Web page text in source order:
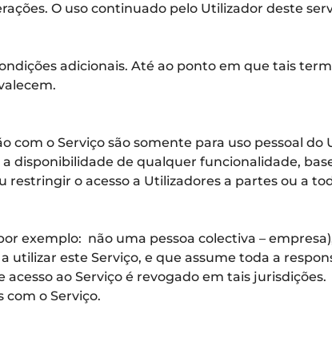
O uso continuado pelo Utilizador deste
adicionais. Até ao ponto em que tais
o Serviço são somente para uso pessoal do
disponibilidade de qualquer funcionalidade,
o acesso a Utilizadores a partes ou a
exemplo: não uma pessoa colectiva –
este Serviço, e que assume toda a
ao Serviço é revogado em tais
o Serviço.